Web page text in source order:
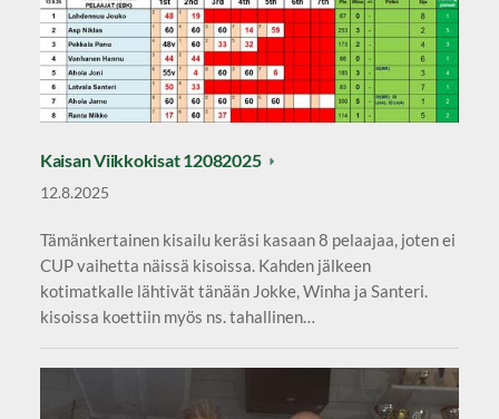
Kaisan Viikkokisat 12082025
12.8.2025
Tämänkertainen kisailu keräsi kasaan 8 pelaajaa, joten ei
CUP vaihetta näissä kisoissa. Kahden jälkeen
kotimatkalle lähtivät tänään Jokke, Winha ja Santeri.
kisoissa koettiin myös ns. tahallinen…